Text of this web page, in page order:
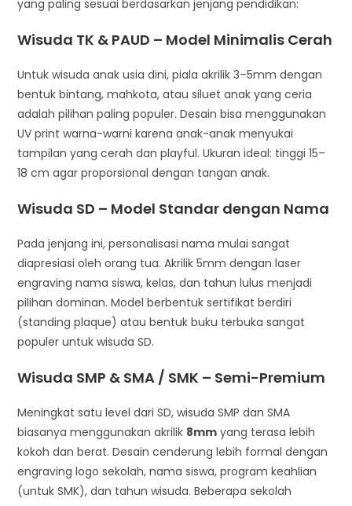
yang paling sesuai berdasarkan jenjang pendidikan:
Wisuda TK & PAUD – Model Minimalis Cerah
Untuk wisuda anak usia dini, piala akrilik 3–5mm dengan
bentuk bintang, mahkota, atau siluet anak yang ceria
adalah pilihan paling populer. Desain bisa menggunakan
UV print warna-warni karena anak-anak menyukai
tampilan yang cerah dan playful. Ukuran ideal: tinggi 15–
18 cm agar proporsional dengan tangan anak.
Wisuda SD – Model Standar dengan Nama
Pada jenjang ini, personalisasi nama mulai sangat
diapresiasi oleh orang tua. Akrilik 5mm dengan laser
engraving nama siswa, kelas, dan tahun lulus menjadi
pilihan dominan. Model berbentuk sertifikat berdiri
(standing plaque) atau bentuk buku terbuka sangat
populer untuk wisuda SD.
Wisuda SMP & SMA / SMK – Semi-Premium
Meningkat satu level dari SD, wisuda SMP dan SMA
biasanya menggunakan akrilik 8mm yang terasa lebih
kokoh dan berat. Desain cenderung lebih formal dengan
engraving logo sekolah, nama siswa, program keahlian
(untuk SMK), dan tahun wisuda. Beberapa sekolah